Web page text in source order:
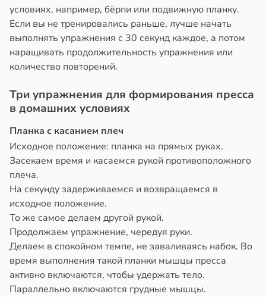
условиях, например, бёрпи или подвижную планку.
Если вы не тренировались раньше, лучше начать
выполнять упражнения с 30 секунд каждое, а потом
наращивать продолжительность упражнения или
количество повторений.
Три упражнения для формирования пресса
в домашних условиях
Планка с касанием плеч
Исходное положение: планка на прямых руках.
Засекаем время и касаемся рукой противоположного
плеча.
На секунду задерживаемся и возвращаемся в
исходное положение.
То же самое делаем другой рукой.
Продолжаем упражнение, чередуя руки.
Делаем в спокойном темпе, не заваливаясь набок. Во
время выполнения такой планки мышцы пресса
активно включаются, чтобы удержать тело.
Параллельно включаются грудные мышцы.